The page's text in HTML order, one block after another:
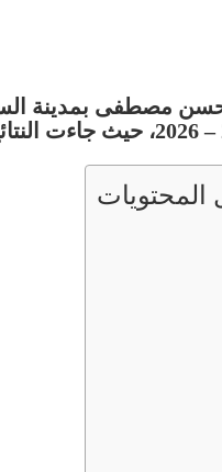
مصطفى بمدينة
المحتويات